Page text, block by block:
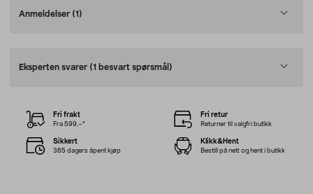
Anmeldelser (1)
Eksperten svarer (1 besvart spørsmål)
Fri frakt
Fra 599,–*
Fri retur
Returner til valgfri butikk
Sikkert
365 dagers åpent kjøp
Klikk&Hent
Bestill på nett og hent i butikk